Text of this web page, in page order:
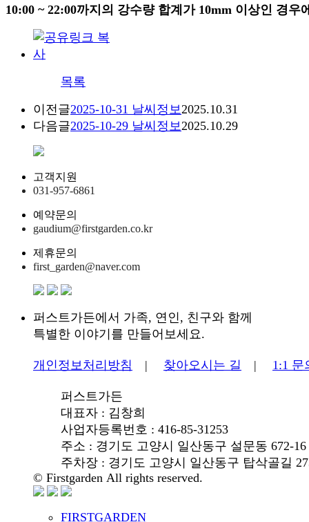
10:00 ~ 22:00까지의 강수량 합계가 10mm 이상인 경
목록
이전글2025-10-31 날씨정보 2025.10.31
다음글2025-10-29 날씨정보 2025.10.29
고객지원
031-957-6861
예약문의
gaudium@firstgarden.co.kr
제휴문의
first_garden@naver.com
퍼스트가든에서 가족, 연인, 친구와 함께
특별한 이야기를 만들어보세요.
개인정보처리방침 | 찾아오시는 길 | 1:1 문
퍼스트가든
대표자 : 김창희
사업자등록번호 : 416-85-31253
주소 : 경기도 고양시 일산동구 설문동 672-16
주차장 : 경기도 고양시 일산동구 탑삭골길
© Firstgarden All rights reserved.
FIRSTGARDEN